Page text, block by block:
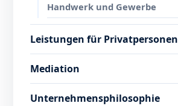
Handwerk und Gewerbe
Leistungen für Privatpersonen
Mediation
Unternehmensphilosophie